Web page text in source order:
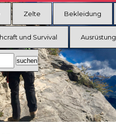
Zelte Bekleidung
und Survival Ausrüstung